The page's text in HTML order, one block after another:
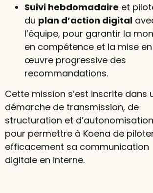
Suivi hebdomadaire et
du plan d’action digital
l’équipe, pour garantir la
en compétence et la mise en
œuvre progressive des
recommandations.
Cette mission s’est inscrite dans
démarche de transmission, de
structuration et d’autonomisation
pour permettre à Koena de
efficacement sa communication
digitale en interne.